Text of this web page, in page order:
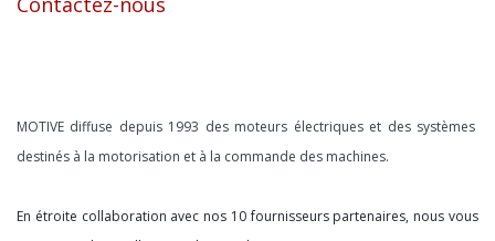
MOTIVE diffuse depuis 1993 des moteurs électriques et des systèmes
destinés à la motorisation et à la commande des machines.
En étroite collaboration avec nos 10 fournisseurs partenaires, nous vous